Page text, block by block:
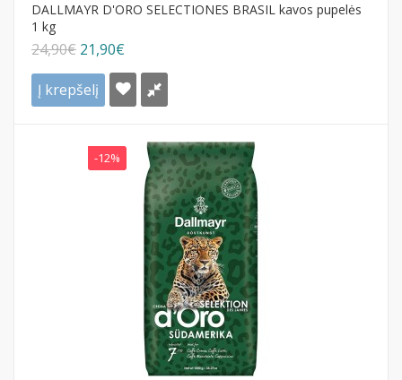
DALLMAYR D'ORO SELECTIONES BRASIL kavos pupelės
1 kg
24,90€ 21,90€
Į krepšelį
-12%